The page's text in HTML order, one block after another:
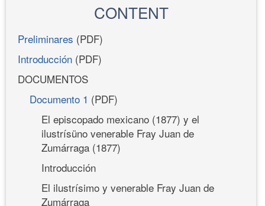
CONTENT
Preliminares (PDF)
Introducción (PDF)
DOCUMENTOS
Documento 1 (PDF)
El episcopado mexicano (1877) y el
ilustrísüno venerable Fray Juan de
Zumárraga (1877)
Introducción
El ilustrísimo y venerable Fray Juan de
Zumárraga